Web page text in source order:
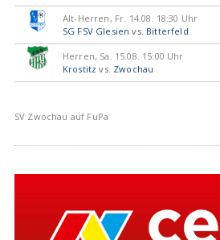
Alt-Herren, Fr. 14.08. 18:30 Uhr
SG FSV Glesien vs. Bitterfeld
Herren, Sa. 15.08. 15:00 Uhr
Krostitz vs. Zwochau
SV Zwochau auf FuPa